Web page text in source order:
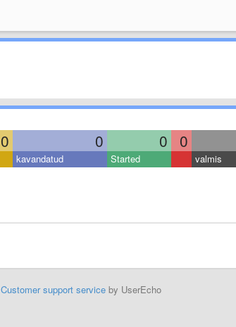
0 0 0 0
kavandatud Started valmis
Customer support serviceby UserEcho